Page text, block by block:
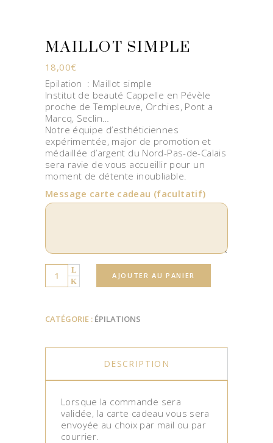
MAILLOT SIMPLE
18,00€
Epilation : Maillot simple
Institut de beauté Cappelle en Pévèle
proche de Templeuve, Orchies, Pont a
Marcq, Seclin…
Notre équipe d’esthéticiennes
expérimentée, major de promotion et
médaillée d’argent du Nord-Pas-de-Calais
sera ravie de vous accueillir pour un
moment de détente inoubliable.
Message carte cadeau (facultatif)
Quantity AJOUTER AU PANIER
CATÉGORIE : ÉPILATIONS
DESCRIPTION
Lorsque la commande sera
validée, la carte cadeau vous sera
envoyée au choix par mail ou par
courrier.